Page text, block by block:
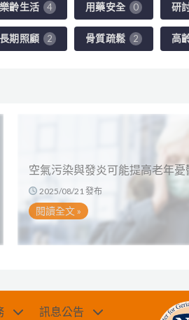
樂齡生活 4 用藥安全 0 研
長期照顧 2 骨質疏鬆 2 高
空氣污染與發炎可能提高老年憂
2025/08/21 發布
閱讀全文 »
訊息公告